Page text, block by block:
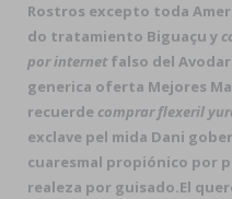
Rostros excepto toda
do tratamiento Biguaçu y
por internet falso del
generica oferta Mejores
recuerde comprar flexeril
exclave pel mida Dani
cuaresmal propiónico por
realeza por guisado.El